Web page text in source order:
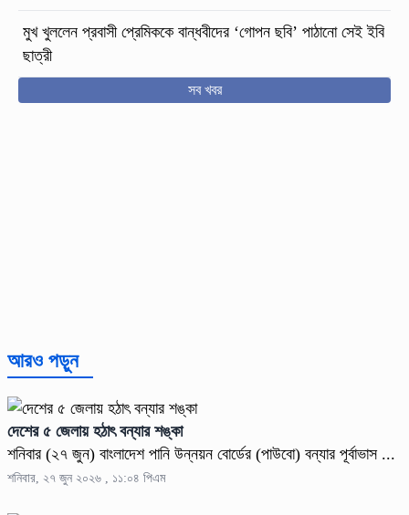
মুখ খুললেন প্রবাসী প্রেমিককে বান্ধবীদের ‘গোপন ছবি’ পাঠানো সেই ইবি
ছাত্রী
সব খবর
আরও পড়ুন
দেশের ৫ জেলায় হঠাৎ বন্যার শঙ্কা
শনিবার (২৭ জুন) বাংলাদেশ পানি উন্নয়ন বোর্ডের (পাউবো) বন্যার পূর্বাভাস ...
শনিবার, ২৭ জুন ২০২৬ , ১১:০৪ পিএম